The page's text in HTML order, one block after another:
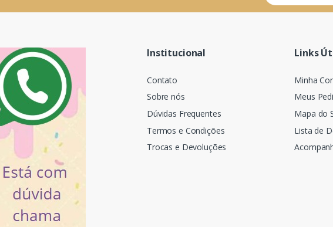
Institucional
Contato
Sobre nós
Dúvidas Frequentes
Termos e Condições
Trocas e Devoluções
Links
Minha
Meus
Mapa do
Lista de